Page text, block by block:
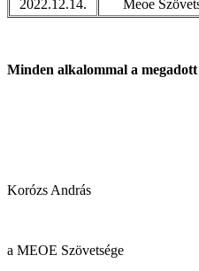
2022.12.14.
Meoe
Minden alkalommal a
Korózs András
a MEOE Szövetsége